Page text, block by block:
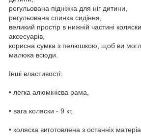
регульована підніжка для ніг дитини,
регульована спинка сидіння,
великий простір в нижній частині
аксесуарів,
корисна сумка з пелюшкою, щоб ви
малюка всюди.
Інші властивості:
• легка алюмінієва рама,
• вага коляски - 9 кг,
• коляска виготовлена з останніх